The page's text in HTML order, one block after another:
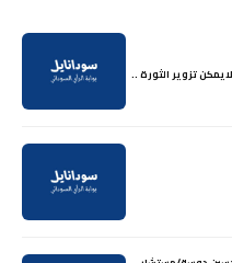
تزوير الثورة ..